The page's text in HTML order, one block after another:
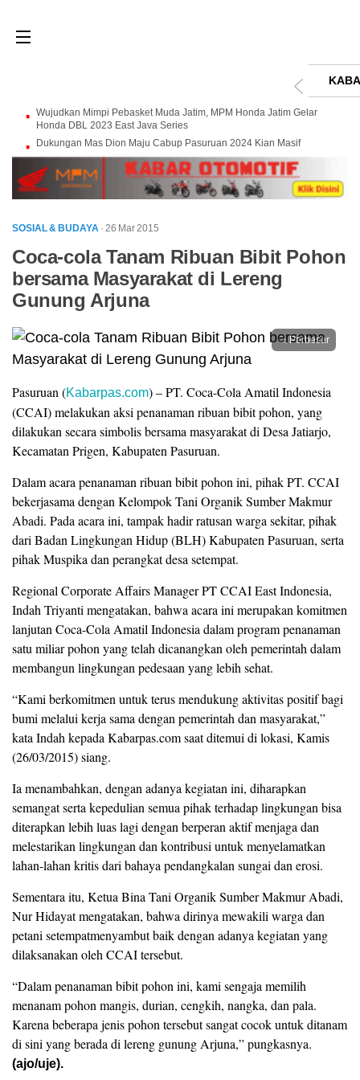
Wujudkan Mimpi Pebasket Muda Jatim, MPM Honda Jatim Gelar
Honda DBL 2023 East Java Series
Dukungan Mas Dion Maju Cabup Pasuruan 2024 Kian Masif
SOSIAL & BUDAYA · 26 Mar 2015
Coca-cola Tanam Ribuan Bibit Pohon
bersama Masyarakat di Lereng
Gunung Arjuna
Perbesar
Pasuruan (Kabarpas.com) – PT. Coca-Cola Amatil Indonesia
(CCAI) melakukan aksi penanaman ribuan bibit pohon, yang
dilakukan secara simbolis bersama masyarakat di Desa Jatiarjo,
Kecamatan Prigen, Kabupaten Pasuruan.
Dalam acara penanaman ribuan bibit pohon ini, pihak PT. CCAI
bekerjasama dengan Kelompok Tani Organik Sumber Makmur
Abadi. Pada acara ini, tampak hadir ratusan warga sekitar, pihak
dari Badan Lingkungan Hidup (BLH) Kabupaten Pasuruan, serta
pihak Muspika dan perangkat desa setempat.
Regional Corporate Affairs Manager PT CCAI East Indonesia,
Indah Triyanti mengatakan, bahwa acara ini merupakan komitmen
lanjutan Coca-Cola Amatil Indonesia dalam program penanaman
satu miliar pohon yang telah dicanangkan oleh pemerintah dalam
membangun lingkungan pedesaan yang lebih sehat.
“Kami berkomitmen untuk terus mendukung aktivitas positif bagi
bumi melalui kerja sama dengan pemerintah dan masyarakat,”
kata Indah kepada Kabarpas.com saat ditemui di lokasi, Kamis
(26/03/2015) siang.
Ia menambahkan, dengan adanya kegiatan ini, diharapkan
semangat serta kepedulian semua pihak terhadap lingkungan bisa
diterapkan lebih luas lagi dengan berperan aktif menjaga dan
melestarikan lingkungan dan kontribusi untuk menyelamatkan
lahan-lahan kritis dari bahaya pendangkalan sungai dan erosi.
Sementara itu, Ketua Bina Tani Organik Sumber Makmur Abadi,
Nur Hidayat mengatakan, bahwa dirinya mewakili warga dan
petani setempatmenyambut baik dengan adanya kegiatan yang
dilaksanakan oleh CCAI tersebut.
“Dalam penanaman bibit pohon ini, kami sengaja memilih
menanam pohon mangis, durian, cengkih, nangka, dan pala.
Karena beberapa jenis pohon tersebut sangat cocok untuk ditanam
di sini yang berada di lereng gunung Arjuna,” pungkasnya.
(ajo/uje).